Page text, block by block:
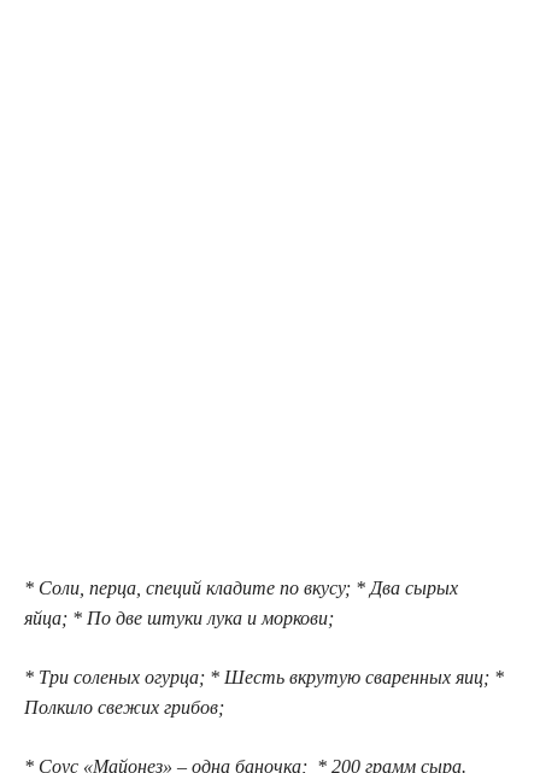
* Соли, перца, специй кладите по вкусу; * Два сырых
яйца; * По две штуки лука и моркови;
* Три соленых огурца; * Шесть вкрутую сваренных яиц; *
Полкило свежих грибов;
* Соус «Майонез» – одна баночка; * 200 грамм сыра.